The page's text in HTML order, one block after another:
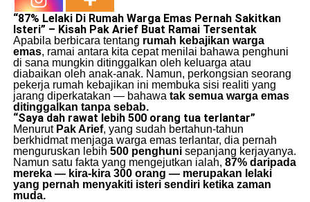
“87% Lelaki Di Rumah Warga Emas Pernah Sakitkan
Isteri” – Kisah Pak Arief Buat Ramai Tersentak
Apabila berbicara tentang rumah kebajikan warga
emas, ramai antara kita cepat menilai bahawa penghuni
di sana mungkin ditinggalkan oleh keluarga atau
diabaikan oleh anak-anak. Namun, perkongsian seorang
pekerja rumah kebajikan ini membuka sisi realiti yang
jarang diperkatakan — bahawa tak semua warga emas
ditinggalkan tanpa sebab.
“Saya dah rawat lebih 500 orang tua terlantar”
Menurut Pak Arief, yang sudah bertahun-tahun
berkhidmat menjaga warga emas terlantar, dia pernah
menguruskan lebih 500 penghunisepanjang kerjayanya.
Namun satu fakta yang mengejutkan ialah, 87% daripada
mereka — kira-kira 300 orang — merupakan lelaki
yang pernah menyakiti isteri sendiri ketika zaman
muda.